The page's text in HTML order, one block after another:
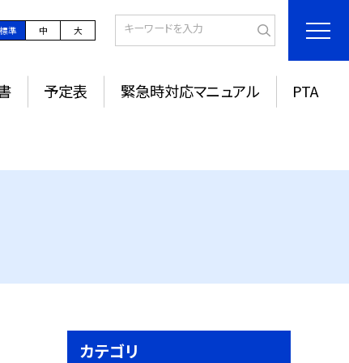
標準 中 大
予定表 緊急時対応マニュアル PTA
カテゴリ